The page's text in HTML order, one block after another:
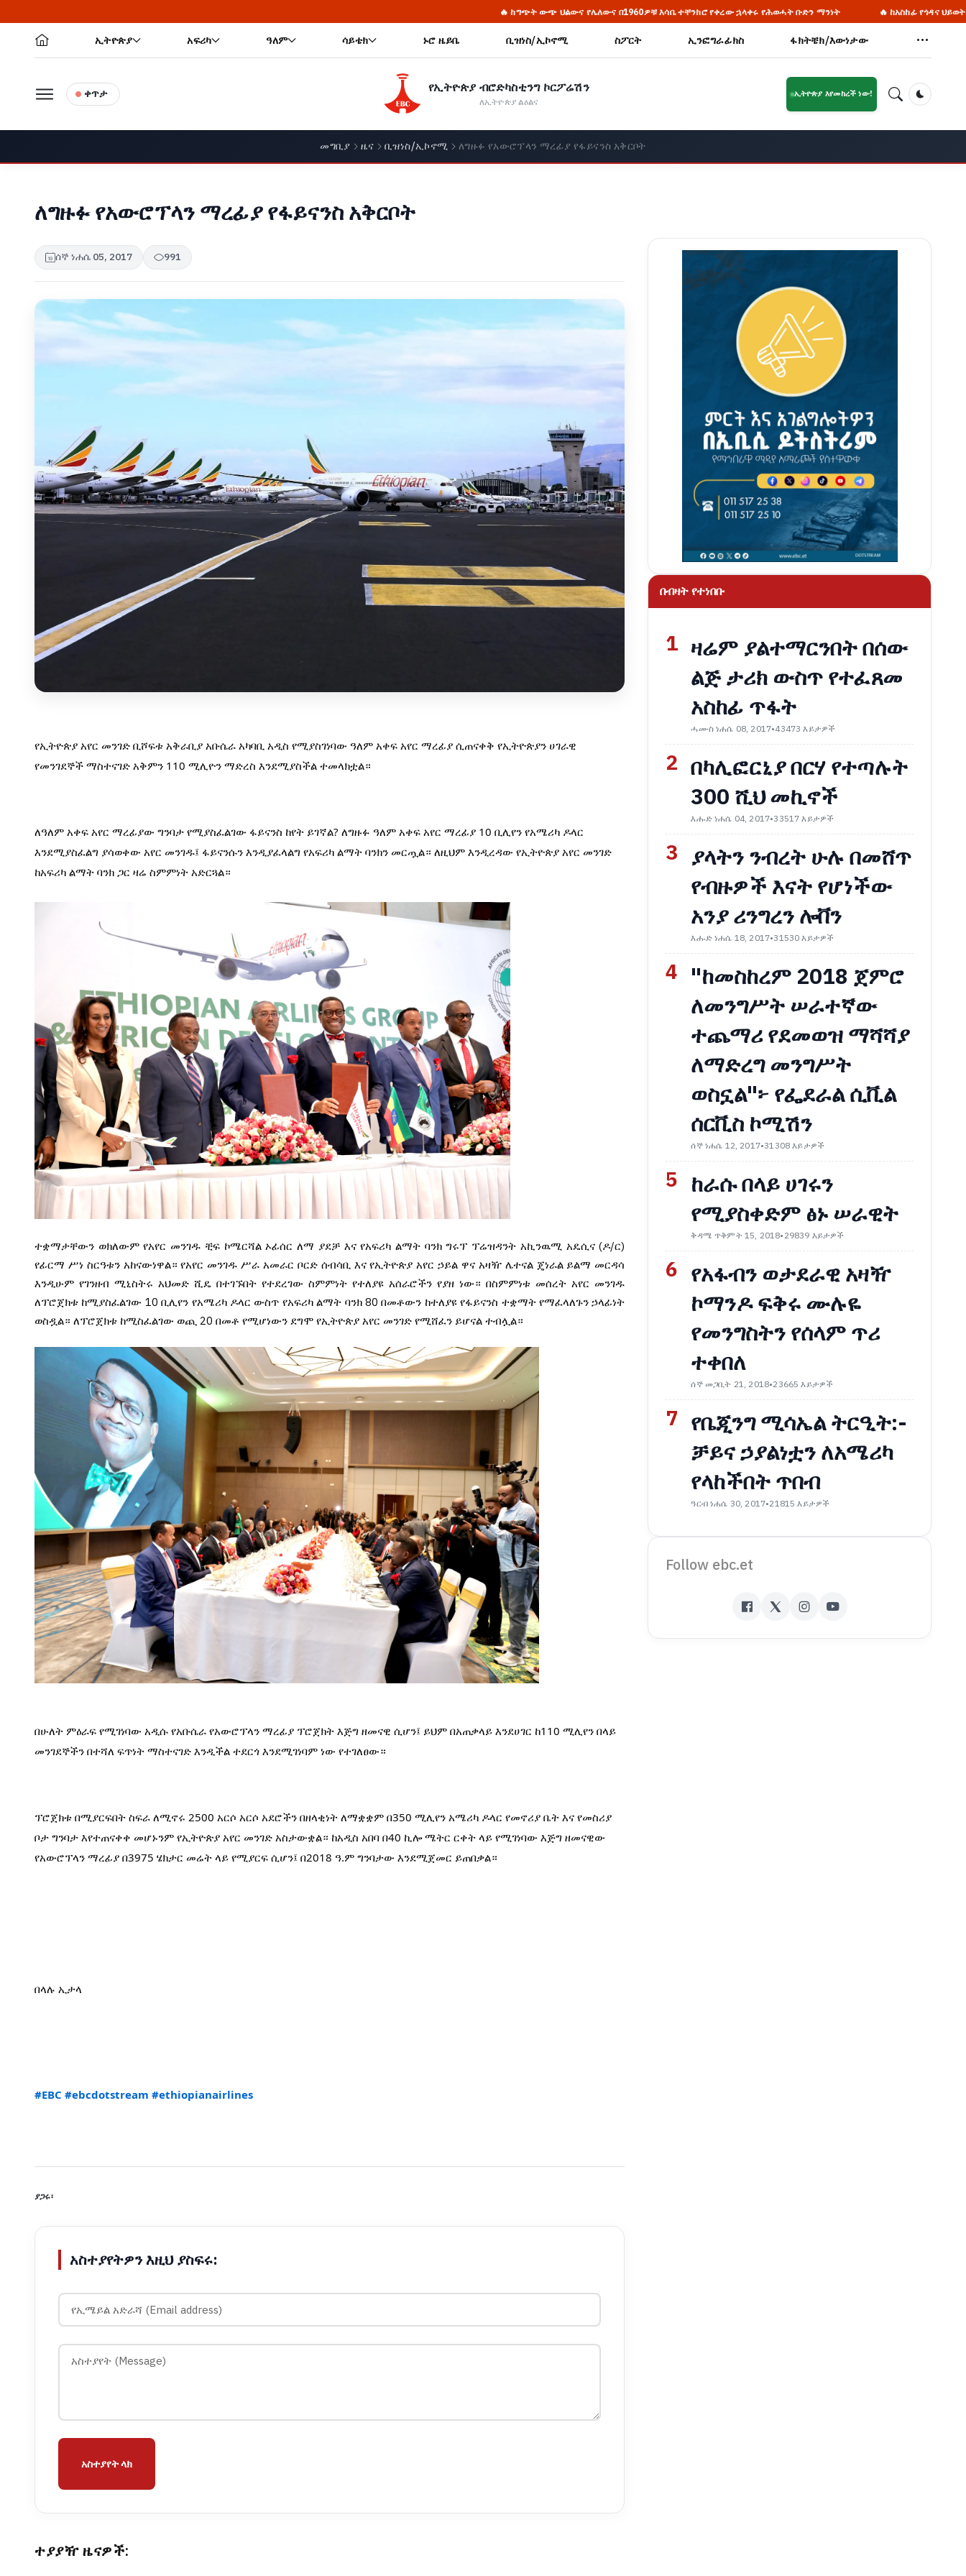
🔥 ከግጭት ውጭ ህልውና የሌለውና በ1960ዎቹ እሳቤ ተቸንክሮ የቀረው ኋላቀሩ የሕወሓት ቡድን ማንነት 🔥 ከአስከፊ የጎዳና ህይወት ወደ ብሩህ ተስፋ 858 የ'ለነገዋ' ማዕከል
ኢትዮጵያ አፍሪካ ዓለም ሳይቴክ ኑሮ ዜይቤ ቢዝነስ/ኢኮኖሚ ስፖርት ኢንፎግራፊክስ ፋክትቼክ/እውነታው
ቀጥታ የኢትዮጵያ ብሮድካስቲንግ ኮርፖሬሽን
ለኢትዮጵያ ልዕልና
ኢትዮጵያ እየመከረች ነው!
Dark
መግቢያ ዜና ቢዝነስ/ኢኮኖሚ ለግዙፉ የአውሮፕላን ማረፊያ የፋይናንስ አቅርቦት
ለግዙፉ የአውሮፕላን ማረፊያ የፋይናንስ አቅርቦት
ሰኞ ነሐሴ 05, 2017 991
የኢትዮጵያ አየር መንገድ ቢሾፍቱ አቅራቢያ አቡሴራ አካባቢ አዲስ የሚያስገነባው ዓለም አቀፍ አየር ማረፊያ ሲጠናቀቅ የኢትዮጵያን ሀገራዊ
የመንገደኞች ማስተናገድ አቅምን 110 ሚሊዮን ማድረስ እንደሚያስችል ተመላክቷል።
ለዓለም አቀፍ አየር ማረፊያው ግንባታ የሚያስፈልገው ፋይናንስ ከየት ይገኛል? ለግዙፉ ዓለም አቀፍ አየር ማረፊያ 10 ቢሊየን የአሜሪካ ዶላር
እንደሚያስፈልግ ያሳወቀው አየር መንገዱ፤ ፋይናንሱን እንዲያፈላልግ የአፍሪካ ልማት ባንክን መርጧል። ለዚህም እንዲረዳው የኢትዮጵያ አየር መንገድ
ከአፍሪካ ልማት ባንክ ጋር ዛሬ ስምምነት አድርጓል።
ተቋማታቸውን ወክለውም የአየር መንገዱ ቺፍ ኮሜርሻል ኦፊሰር ለማ ያደቻ እና የአፍሪካ ልማት ባንክ ግሩፕ ፕሬዝዳንት አኪንዉሚ አዴሲና (ዶ/ር)
የፊርማ ሥነ ስርዓቱን አከናውነዋል።የአየር መንገዱ ሥራ አመራር ቦርድ ሰብሳቢ እና የኢትዮጵያ አየር ኃይል ዋና አዛዥ ሌተናል ጄነራል ይልማ መርዳሳ
እንዲሁም የገንዘብ ሚኒስትሩ አህመድ ሺዴ በተገኙበት የተደረገው ስምምነት የተለያዩ አሰራሮችን የያዘ ነው።በስምምነቱ መሰረት አየር መንገዱ
ለፕሮጀክቱ ከሚያስፈልገው 10 ቢሊየን የአሜሪካ ዶላር ውስጥ የአፍሪካ ልማት ባንክ 80 በመቶውን ከተለያዩ የፋይናንስ ተቋማት የማፈላለጉን ኃላፊነት
ወስዷል። ለፕሮጀክቱ ከሚስፈልገው ወጪ 20 በመቶ የሚሆነውን ደግሞ የኢትዮጵያ አየር መንገድ የሚሸፈን ይሆናል ተብሏል።
በሁለት ምዕራፍ የሚገነባው አዲሱ የአቡሴራ የአውሮፕላን ማረፊያ ፕሮጀክት እጅግ ዘመናዊ ሲሆን፤ ይህም በአጠቃላይ እንደሀገር ከ110 ሚሊየን በላይ
መንገደኞችን በተሻለ ፍጥነት ማስተናገድ እንዲችል ተደርጎ እንደሚገነባም ነው የተገለፀው።
ፕሮጀክቱ በሚያርፍበት ስፍራ ለሚኖሩ 2500 አርሶ አርሶ አደሮችን በዘላቂነት ለማቋቋም በ350 ሚሊየን አሜሪካ ዶላር የመኖሪያ ቤት እና የመስሪያ
ቦታ ግንባታ እየተጠናቀቀ መሆኑንም የኢትዮጵያ አየር መንገድ አስታውቋል። ከአዲስ አበባ በ40 ኪሎ ሜትር ርቀት ላይ የሚገነባው እጅግ ዘመናዊው
የአውሮፕላን ማረፊያ በ3975 ሄክታር መሬት ላይ የሚያርፍ ሲሆን፤ በ2018 ዓ.ም ግንባታው እንደሚጀመር ይጠበቃል።
በላሉ ኢታላ
#EBC #ebcdotstream #ethiopianairlines
ያጋሩ፡
አስተያየትዎን እዚህ ያስፍሩ:
አስተያየት ላክ
በብዛት የተነበቡ
1 ዛሬም ያልተማርንበት በሰው
ልጅ ታሪክ ውስጥ የተፈጸመ
አስከፊ ጥፋት
ሓሙስ ነሐሴ 08, 2017•43473 እይታዎች
2 በካሊፎርኒያ በርሃ የተጣሉት
300 ሺህ መኪኖች
እሑድ ነሐሴ 04, 2017•33517 እይታዎች
3 ያላትን ንብረት ሁሉ በመሸጥ
የብዙዎች እናት የሆነችው
አንያ ሪንግረን ሎቨን
እሑድ ነሐሴ 18, 2017•31530 እይታዎች
4 "ከመስከረም 2018 ጀምሮ
ለመንግሥት ሠራተኛው
ተጨማሪ የደመወዝ ማሻሻያ
ለማድረግ መንግሥት
ወስኗል"፦ የፌደራል ሲቪል
ሰርቪስ ኮሚሽን
ሰኞ ነሐሴ 12, 2017•31308 እይታዎች
5 ከራሱ በላይ ሀገሩን
የሚያስቀድም ፅኑ ሠራዊት
ቅዳሜ ጥቅምት 15, 2018•29839 እይታዎች
6 የአፋብን ወታደራዊ አዛዥ
ኮማንዶ ፍቅሩ ሙሉዬ
የመንግስትን የሰላም ጥሪ
ተቀበለ
ሰኞ መጋቢት 21, 2018•23665 እይታዎች
7 የቤጂንግ ሚሳኤል ትርዒት:-
ቻይና ኃያልነቷን ለአሜሪካ
የላከችበት ጥበብ
ዓርብ ነሐሴ 30, 2017•21815 እይታዎች
Follow ebc.et
ተያያዥ ዜናዎች: